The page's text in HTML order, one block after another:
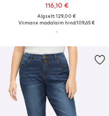
116,10 €
Algselt: 129,00 €
Viimane madalaim hind:109,65 €